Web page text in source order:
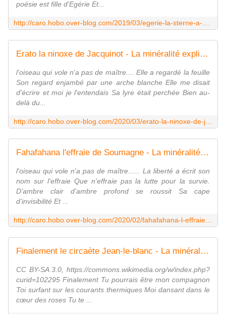
poésie est fille d'Egérie Et...
Erato la ninoxe de Jacquinot - La minéralité expliquée aux cailloux
l'oiseau qui vole n'a pas de maître.... Elle a regardé la feuille
Son regard enjambé par une arche blanche Elle me disait
d'écrire et moi je l'entendais Sa lyre était perchée Bien au-
delà du...
Fahafahana l'effraie de Soumagne - La minéralité expliquée aux cailloux
l'oiseau qui vole n'a pas de maître...... La liberté a écrit son
nom sur l'effraie Que n'effraie pas la lutte pour la survie.
D'ambre clair d'ambre profond se roussit Sa cape
d'invisibilité Et ...
Finalement le circaète Jean-le-blanc - La minéralité expliquée aux cailloux
CC BY-SA 3.0, https://commons.wikimedia.org/w/index.php?
curid=102295 Finalement Tu pourrais être mon compagnon
Toi surfant sur les courants thermiques Moi dansant dans le
cœur des roses Tu te ...